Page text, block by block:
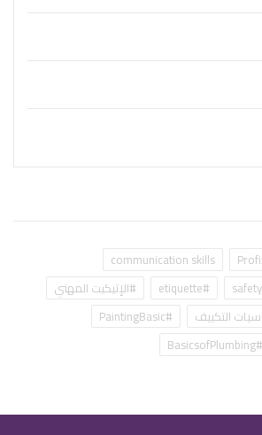
communication skills
#etiquette
#الإتيكيت المهني
التكييف
#PaintingBasic
#BasicsofPlumbing